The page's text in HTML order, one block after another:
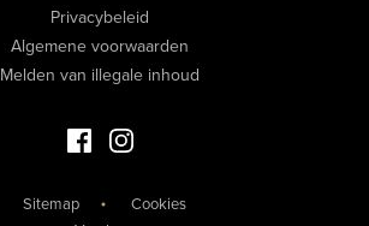
Privacybeleid
Algemene voorwaarden
Melden van illegale inhoud
Facebook Luxevastgoed
Instagram Luxevastgoed
Sitemap
Cookies